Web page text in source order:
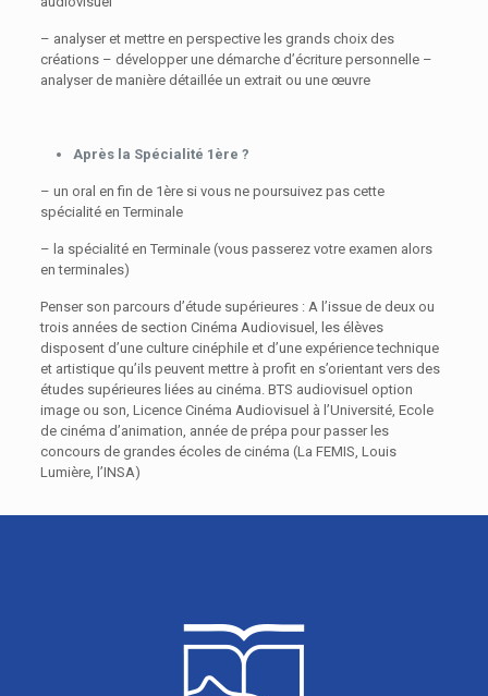
– analyser et mettre en perspective les grands choix des
créations – développer une démarche d’écriture personnelle –
analyser de manière détaillée un extrait ou une œuvre
Après la Spécialité 1ère ?
– un oral en fin de 1ère si vous ne poursuivez pas cette
spécialité en Terminale
– la spécialité en Terminale (vous passerez votre examen alors
en terminales)
Penser son parcours d’étude supérieures : A l’issue de deux ou
trois années de section Cinéma Audiovisuel, les élèves
disposent d’une culture cinéphile et d’une expérience technique
et artistique qu’ils peuvent mettre à profit en s’orientant vers des
études supérieures liées au cinéma. BTS audiovisuel option
image ou son, Licence Cinéma Audiovisuel à l’Université, Ecole
de cinéma d’animation, année de prépa pour passer les
concours de grandes écoles de cinéma (La FEMIS, Louis
Lumière, l’INSA)